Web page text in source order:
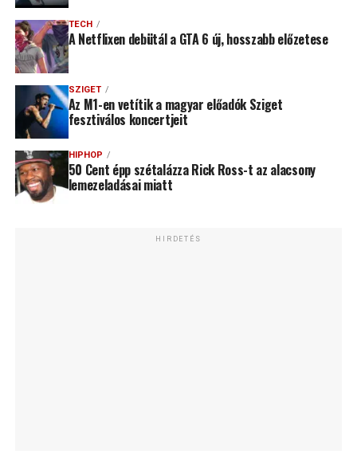
TECH
A Netflixen debütál a GTA 6 új, hosszabb előzetese
SZIGET
Az M1-en vetítik a magyar előadók Sziget
fesztiválos koncertjeit
HIPHOP
50 Cent épp szétalázza Rick Ross-t az alacsony
lemezeladásai miatt
HIRDETÉS